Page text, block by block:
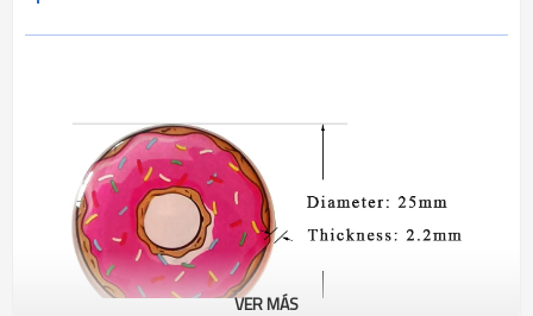
VER MÁS